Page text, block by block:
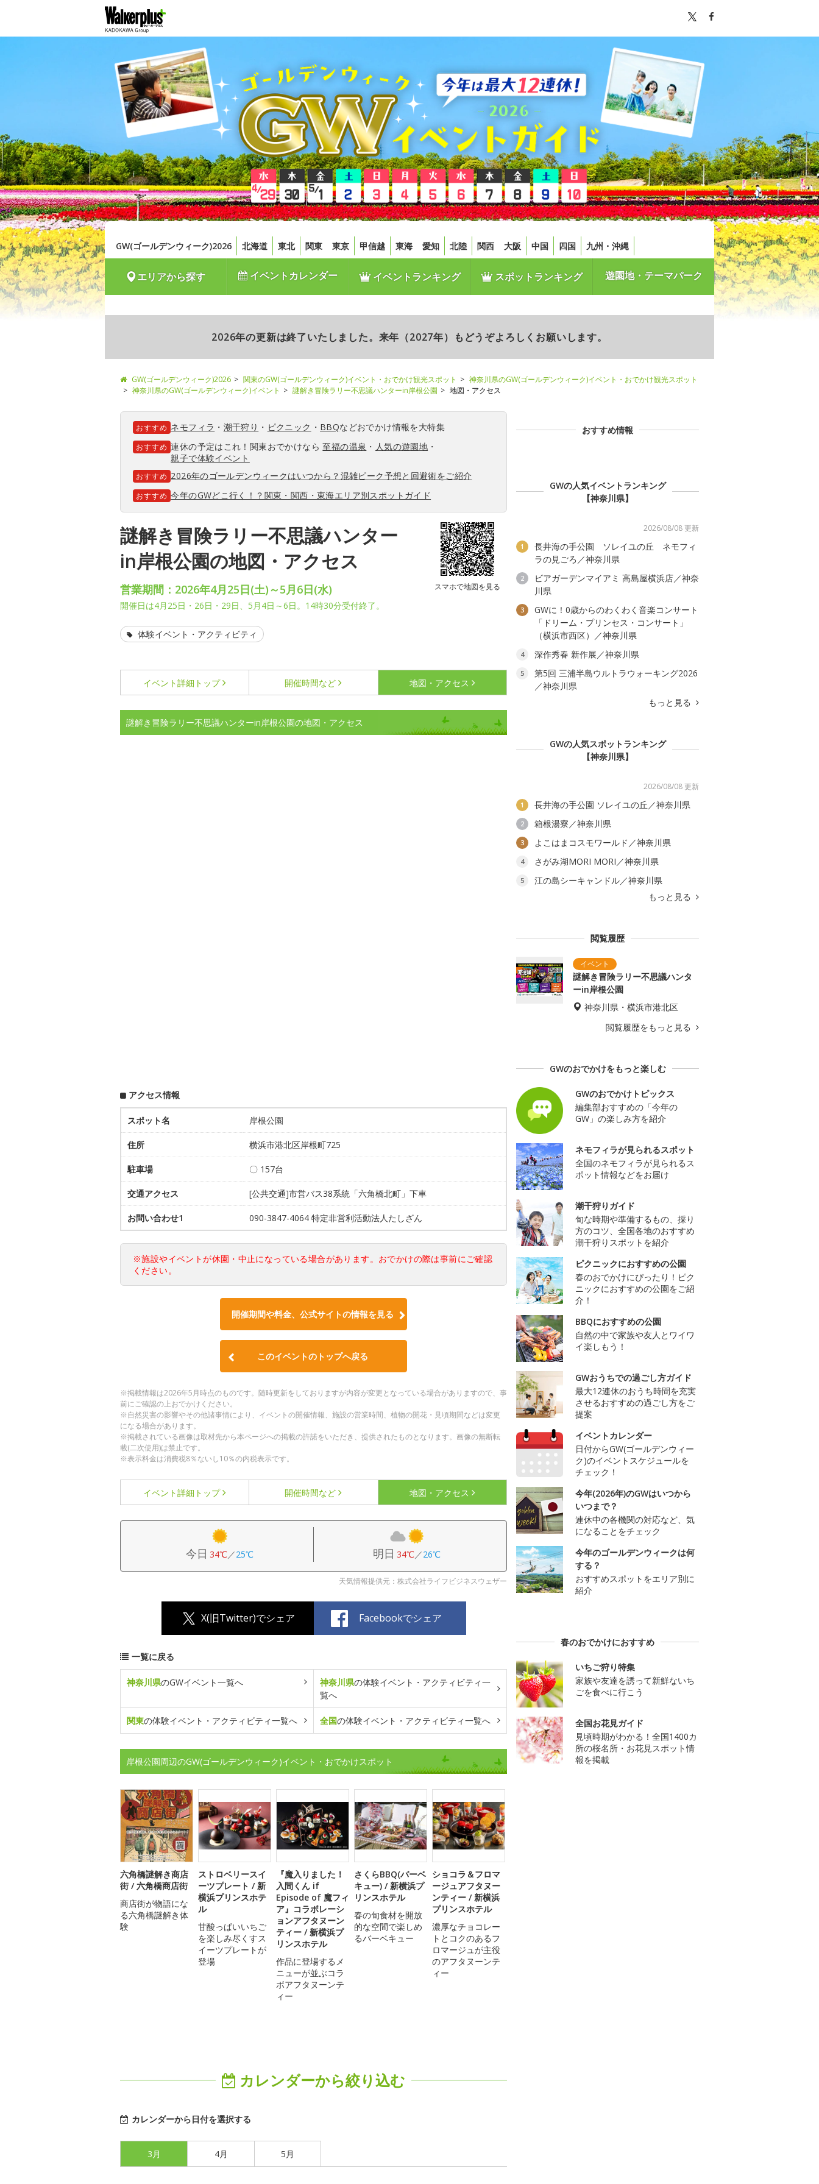
GW(ゴールデンウィーク)2026 北海道 東北 関東 東京 甲信越 東海 愛知 北陸 関西 大阪 中国 四国 九州・沖縄
エリアから探す イベントカレンダー イベントランキング スポットランキング 遊園地・テーマパーク
2026年の更新は終了いたしました。来年（2027年）もどうぞよろしくお願いします。
GW(ゴールデンウィーク)2026 関東のGW(ゴールデンウィーク)イベント・おでかけ観光スポット
神奈川県のGW(ゴールデンウィーク)イベント・おでかけ観光スポット
神奈川県のGW(ゴールデンウィーク)イベント
謎解き冒険ラリー不思議ハンターin岸根公園 地図・アクセス
おすすめ ネモフィラ ・ 潮干狩り ・ ピクニック ・ BBQなどおでかけ情報を大特集
おすすめ 連休の予定はこれ！関東おでかけなら至福の温泉 ・ 人気の遊園地 ・
親子で体験イベント
おすすめ 2026年のゴールデンウィークはいつから？混雑ピーク予想と回避術をご紹介
おすすめ 今年のGWどこ行く！？関東・関西・東海エリア別スポットガイド
謎解き冒険ラリー不思議ハンター
in岸根公園の地図・アクセス
スマホで地図を見る
営業期間：2026年4月25日(土)～5月6日(水)
開催日は4月25日・26日・29日、5月4日～6日。14時30分受付終了。
体験イベント・アクティビティ
イベント詳細 トップ 開催時間など 地図・アクセス
謎解き冒険ラリー不思議ハンターin岸根公園の地図・アクセス
アクセス情報
スポット名 岸根公園
住所 横浜市港北区岸根町725
駐車場 〇 157台
交通アクセス [公共交通]市営バス38系統「六角橋北町」下車
お問い合わせ1 090-3847-4064 特定非営利活動法人たしざん
※施設やイベントが休園・中止になっている場合があります。おでかけの際は事前にご確認
ください。
開催期間や料金、公式サイトの情報を見る
このイベントのトップへ戻る
※掲載情報は2026年5月時点のものです。随時更新をしておりますが内容が変更となっている場合がありますので、事
前にご確認の上おでかけください。
※自然災害の影響やその他諸事情により、イベントの開催情報、施設の営業時間、植物の開花・見頃期間などは変更
になる場合があります。
※掲載されている画像は取材先から本ページへの掲載の許諾をいただき、提供されたものとなります。画像の無断転
載(二次使用)は禁止です。
※表示料金は消費税8％ないし10％の内税表示です。
イベント詳細 トップ 開催時間など 地図・アクセス
今日 34℃／25℃ 明日 34℃／26℃
天気情報提供元：株式会社ライフビジネスウェザー
X(旧Twitter)でシェア Facebookでシェア
一覧に戻る
神奈川県のGWイベント一覧へ 神奈川県の体験イベント・アクティビティ一
覧へ
関東の体験イベント・アクティビティ一覧へ 全国の体験イベント・アクティビティ一覧へ
岸根公園周辺のGW(ゴールデンウィーク)イベント・おでかけスポット
六角橋謎解き商店
街 / 六角橋商店街
商店街が物語にな
る六角橋謎解き体
験
ストロベリースイ
ーツプレート / 新
横浜プリンスホテ
ル
甘酸っぱいいちご
を楽しみ尽くすス
イーツプレートが
登場
『魔入りました！
入間くん if
Episode of 魔フィ
ア』コラボレーシ
ョンアフタヌーン
ティー / 新横浜プ
リンスホテル
作品に登場するメ
ニューが並ぶコラ
ボアフタヌーンテ
ィー
さくらBBQ(バーベ
キュー) / 新横浜プ
リンスホテル
春の旬食材を開放
的な空間で楽しめ
るバーベキュー
ショコラ＆フロマ
ージュアフタヌー
ンティー / 新横浜
プリンスホテル
濃厚なチョコレー
トとコクのあるフ
ロマージュが主役
のアフタヌーンテ
ィー
カレンダーから絞り込む
カレンダーから日付を選択する
3月 4月 5月
おすすめ情報
GWの人気イベントランキング
【神奈川県】
2026/08/08 更新
1
長井海の手公園 ソレイユの丘 ネモフィ
ラの見ごろ／神奈川県
2
ビアガーデンマイアミ 高島屋横浜店／神奈
川県
3
GWに！0歳からのわくわく音楽コンサート
「ドリーム・プリンセス・コンサート」
（横浜市西区）／神奈川県
4 深作秀春 新作展／神奈川県
5
第5回 三浦半島ウルトラウォーキング2026
／神奈川県
もっと見る
GWの人気スポットランキング
【神奈川県】
2026/08/08 更新
1 長井海の手公園 ソレイユの丘／神奈川県
2 箱根湯寮／神奈川県
3 よこはまコスモワールド／神奈川県
4 さがみ湖MORI MORI／神奈川県
5
江の島シーキャンドル／神奈川県
もっと見る
閲覧履歴
謎解き冒険ラリー不思議ハンタ
ーin岸根公園
神奈川県・横浜市港北区
閲覧履歴をもっと見る
GWのおでかけをもっと楽しむ
GWのおでかけトピックス
編集部おすすめの「今年の
GW」の楽しみ方を紹介
ネモフィラが見られるスポット
全国のネモフィラが見られるス
ポット情報などをお届け
潮干狩りガイド
旬な時期や準備するもの、採り
方のコツ、全国各地のおすすめ
潮干狩りスポットを紹介
ピクニックにおすすめの公園
春のおでかけにぴったり！ピク
ニックにおすすめの公園をご紹
介！
BBQにおすすめの公園
自然の中で家族や友人とワイワ
イ楽しもう！
GWおうちでの過ごし方ガイド
最大12連休のおうち時間を充実
させるおすすめの過ごし方をご
提案
イベントカレンダー
日付からGW(ゴールデンウィー
ク)のイベントスケジュールを
チェック！
今年(2026年)のGWはいつから
いつまで？
連休中の各機関の対応など、気
になることをチェック
今年のゴールデンウィークは何
する？
おすすめスポットをエリア別に
紹介
春のおでかけにおすすめ
いちご狩り特集
家族や友達を誘って新鮮ないち
ごを食べに行こう
全国お花見ガイド
見頃時期がわかる！全国1400カ
所の桜名所・お花見スポット情
報を掲載